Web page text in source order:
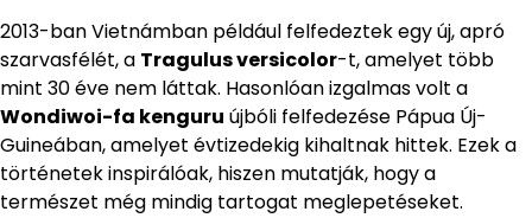
2013-ban Vietnámban például felfedeztek egy új, apró
szarvasfélét, a Tragulus versicolor-t, amelyet több
mint 30 éve nem láttak. Hasonlóan izgalmas volt a
Wondiwoi-fa kenguru újbóli felfedezése Pápua Új-
Guineában, amelyet évtizedekig kihaltnak hittek. Ezek a
történetek inspirálóak, hiszen mutatják, hogy a
természet még mindig tartogat meglepetéseket.